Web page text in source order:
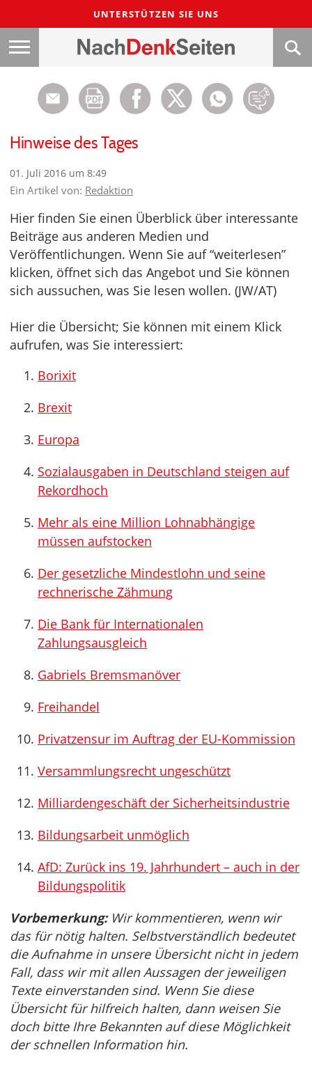
UNTERSTÜTZEN SIE UNS
Hinweise des Tages
01. Juli 2016 um 8:49
Ein Artikel von: Redaktion
Hier finden Sie einen Überblick über interessante
Beiträge aus anderen Medien und
Veröffentlichungen. Wenn Sie auf “weiterlesen”
klicken, öffnet sich das Angebot und Sie können
sich aussuchen, was Sie lesen wollen. (JW/AT)
Hier die Übersicht; Sie können mit einem Klick
aufrufen, was Sie interessiert:
Borixit
Brexit
Europa
Sozialausgaben in Deutschland steigen auf
Rekordhoch
Mehr als eine Million Lohnabhängige
müssen aufstocken
Der gesetzliche Mindestlohn und seine
rechnerische Zähmung
Die Bank für Internationalen
Zahlungsausgleich
Gabriels Bremsmanöver
Freihandel
Privatzensur im Auftrag der EU-Kommission
Versammlungsrecht ungeschützt
Milliardengeschäft der Sicherheitsindustrie
Bildungsarbeit unmöglich
AfD: Zurück ins 19. Jahrhundert – auch in der
Bildungspolitik
Vorbemerkung:Wir kommentieren, wenn wir
das für nötig halten. Selbstverständlich bedeutet
die Aufnahme in unsere Übersicht nicht in jedem
Fall, dass wir mit allen Aussagen der jeweiligen
Texte einverstanden sind. Wenn Sie diese
Übersicht für hilfreich halten, dann weisen Sie
doch bitte Ihre Bekannten auf diese Möglichkeit
der schnellen Information hin.